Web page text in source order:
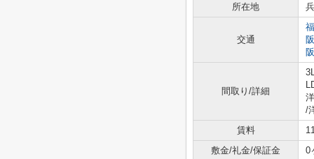
所在地
交通
間取り/詳細
/
賃料
敷金/礼金/保証金
0